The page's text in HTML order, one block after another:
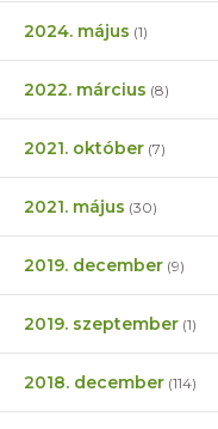
2024. május (1)
2022. március (8)
2021. október (7)
2021. május (30)
2019. december (9)
2019. szeptember (1)
2018. december (114)